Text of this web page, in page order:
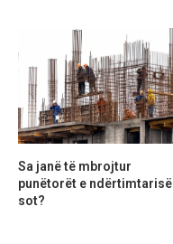
Sa janë të mbrojtur
punëtorët e ndërtimtarisë
sot?